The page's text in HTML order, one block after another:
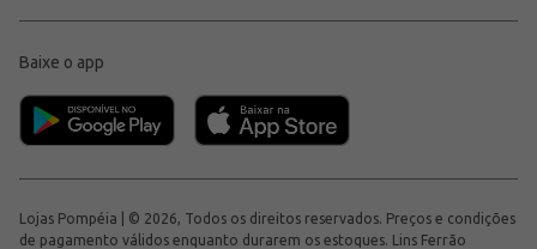
Baixe o app
Lojas Pompéia | © 2026, Todos os direitos reservados. Preços e condições
de pagamento válidos enquanto durarem os estoques. Lins Ferrão